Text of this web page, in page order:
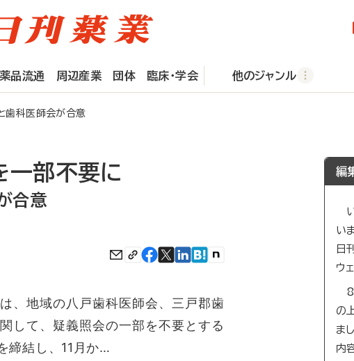
品流通 周辺産業 団体 臨床・学会 他のジャンル
歯科医師会が合意
一部不要に
合意
、地域の八戸歯科医師会、三戸郡歯
して、疑義照会の一部を不要とする
締結し、11月か…
編
い
い
日
ウ
8
の
ま
内